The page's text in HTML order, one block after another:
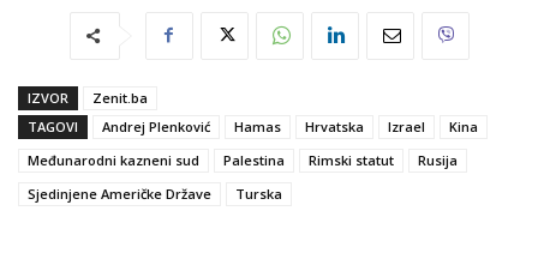
IZVOR
Zenit.ba
TAGOVI
Andrej Plenković Hamas Hrvatska Izrael
Kina
Međunarodni kazneni sud
Palestina Rimski statut
Rusija
Sjedinjene Američke Države
Turska